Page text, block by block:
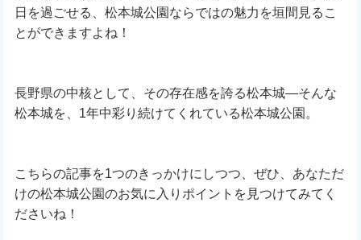
日を過ごせる、松本城公園ならではの魅力を垣間見るこ
とができますよね！
長野県の中核として、その存在感を誇る松本城―そんな
松本城を、1年中彩り続けてくれている松本城公園。
こちらの記事を1つのきっかけにしつつ、ぜひ、あなただ
けの松本城公園のお気に入りポイントを見つけてみてく
ださいね！